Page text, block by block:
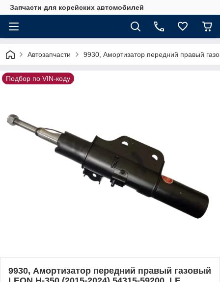
Запчасти для корейских автомобилей
Автозапчасти 9930, Амортизатор передний правый
Подбор по VIN-коду
9930, Амортизатор передний правый газовый